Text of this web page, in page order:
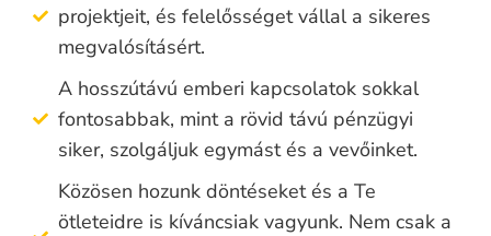
projektjeit, és felelősséget vállal a sikeres
megvalósításért.
A hosszútávú emberi kapcsolatok sokkal
fontosabbak, mint a rövid távú pénzügyi
siker, szolgáljuk egymást és a vevőinket.
Közösen hozunk döntéseket és a Te
ötleteidre is kíváncsiak vagyunk. Nem csak a